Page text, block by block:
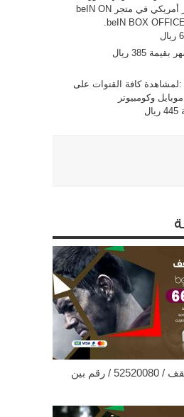
مجاني بقيمة 8 دولار أمريكي في متجر beIN ON
باقة beIN Connect :لمشاهدة كافة القنوات على
وكومبيوتر
بي ان سبورت المنقف / 52520080 / رقم بين